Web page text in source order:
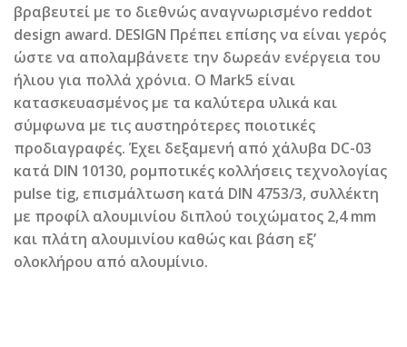
βραβευτεί με το διεθνώς αναγνωρισμένο reddot
design award. DESIGN Πρέπει επίσης να είναι γερός
ώστε να απολαμβάνετε την δωρεάν ενέργεια του
ήλιου για πολλά χρόνια. O Mark5 είναι
κατασκευασμένος με τα καλύτερα υλικά και
σύμφωνα με τις αυστηρότερες ποιοτικές
προδιαγραφές. Έχει δεξαμενή από χάλυβα DC-03
κατά DIN 10130, ρομποτικές κολλήσεις τεχνολογίας
pulse tig, επισμάλτωση κατά DIN 4753/3, συλλέκτη
με προφίλ αλουμινίου διπλού τοιχώματος 2,4 mm
και πλάτη αλουμινίου καθώς και βάση εξ’
ολοκλήρου από αλουμίνιο.